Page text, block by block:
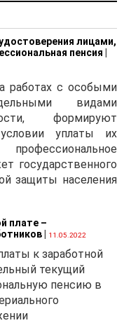
лицами,
пенсия |
работах с особыми
видами
формируют
уплаты их
государственного
защиты населения
плате –
| 11.05.2022
к заработной
текущий
пенсию в